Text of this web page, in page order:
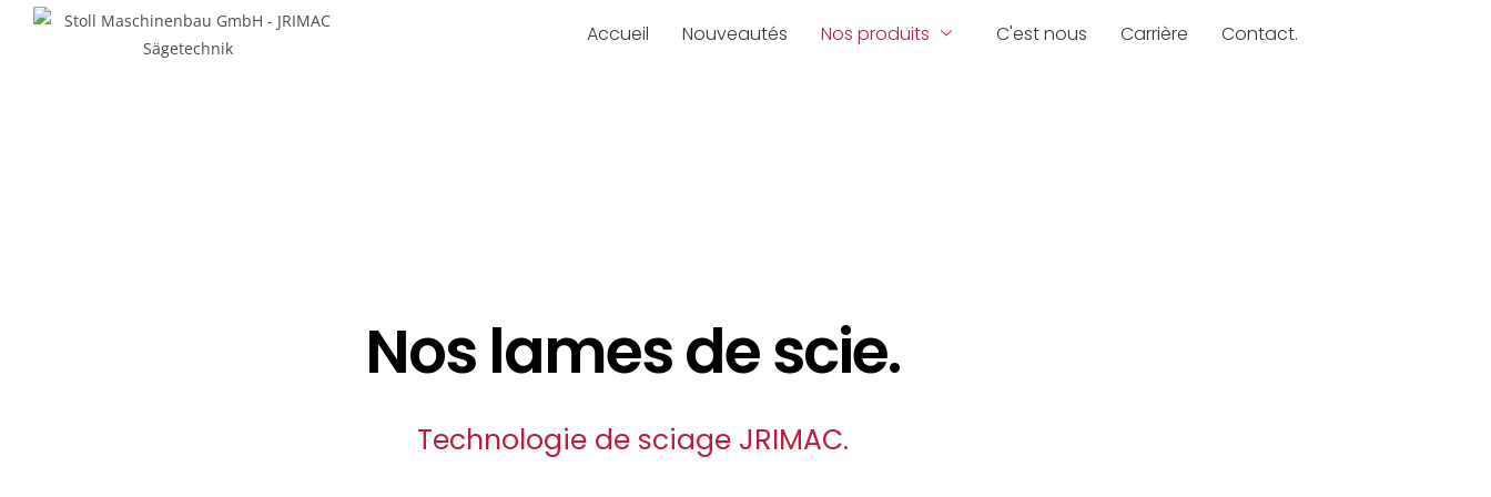
Accueil Nouveautés Nos produits C'est nous Carrière Contact.
Nos lames de scie.
Technologie de sciage JRIMAC.